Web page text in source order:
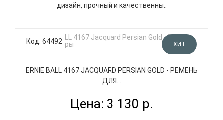
дизайн, прочный и качественны..
Код: 64492 ХИТ
ERNIE BALL 4167 JACQUARD PERSIAN GOLD - РЕМЕНЬ
ДЛЯ...
Цена: 3 130 р.